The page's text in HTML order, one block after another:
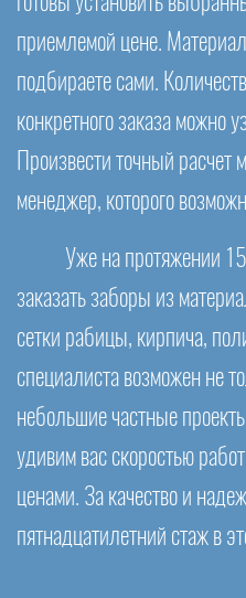
приемлемой цене.
подбираете сами.
конкретного заказа можно
Произвести точный
менеджер, которого
Уже на протяжении
заказать заборы из
сетки рабицы, кирпича,
специалиста возможен не
небольшие частные
удивим вас скоростью
ценами. За качество и
пятнадцатилетний стаж в